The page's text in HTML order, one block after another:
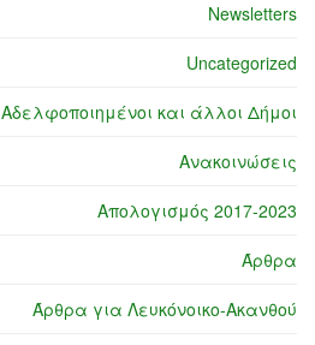
Newsletters
Uncategorized
Αδελφοποιημένοι και άλλοι Δήμοι
Ανακοινώσεις
Απολογισμός 2017-2023
Άρθρα
Άρθρα για Λευκόνοικο-Ακανθού